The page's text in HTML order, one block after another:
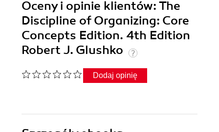
Oceny i opinie klientów: The
Discipline of Organizing: Core
Concepts Edition. 4th Edition
Robert J. Glushko
Dodaj opinię